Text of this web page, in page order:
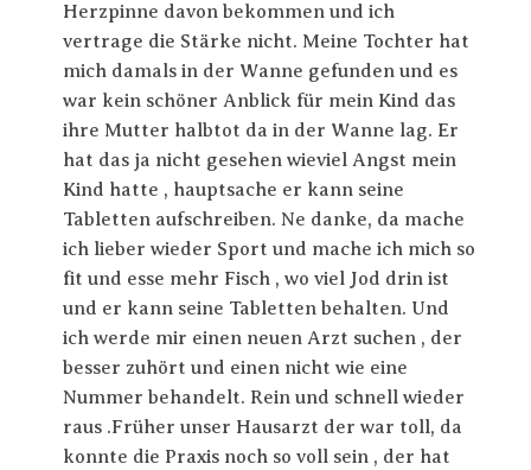
Herzpinne davon bekommen und ich
vertrage die Stärke nicht. Meine Tochter hat
mich damals in der Wanne gefunden und es
war kein schöner Anblick für mein Kind das
ihre Mutter halbtot da in der Wanne lag. Er
hat das ja nicht gesehen wieviel Angst mein
Kind hatte , hauptsache er kann seine
Tabletten aufschreiben. Ne danke, da mache
ich lieber wieder Sport und mache ich mich so
fit und esse mehr Fisch , wo viel Jod drin ist
und er kann seine Tabletten behalten. Und
ich werde mir einen neuen Arzt suchen , der
besser zuhört und einen nicht wie eine
Nummer behandelt. Rein und schnell wieder
raus .Früher unser Hausarzt der war toll, da
konnte die Praxis noch so voll sein , der hat